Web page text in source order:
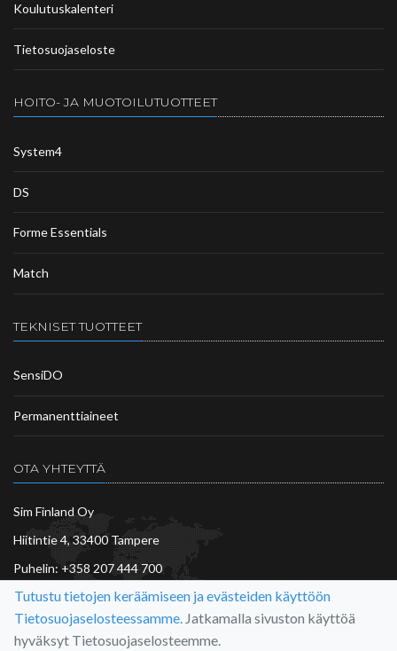
Koulutuskalenteri
Tietosuojaseloste
HOITO- JA MUOTOILUTUOTTEET
System4
DS
Forme Essentials
Match
TEKNISET TUOTTEET
SensiDO
Permanenttiaineet
OTA YHTEYTTÄ
Sim Finland Oy
Hiitintie 4, 33400 Tampere
Puhelin: +358 207 444 700
asiakaspalvelu@sim.fi
Lisää…
Tutustu tietojen keräämiseen ja evästeiden käyttöön
Tietosuojaselosteessamme. Jatkamalla sivuston käyttöä
hyväksyt Tietosuojaselosteemme.